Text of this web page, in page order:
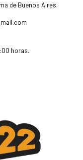
de Buenos Aires.
horas.